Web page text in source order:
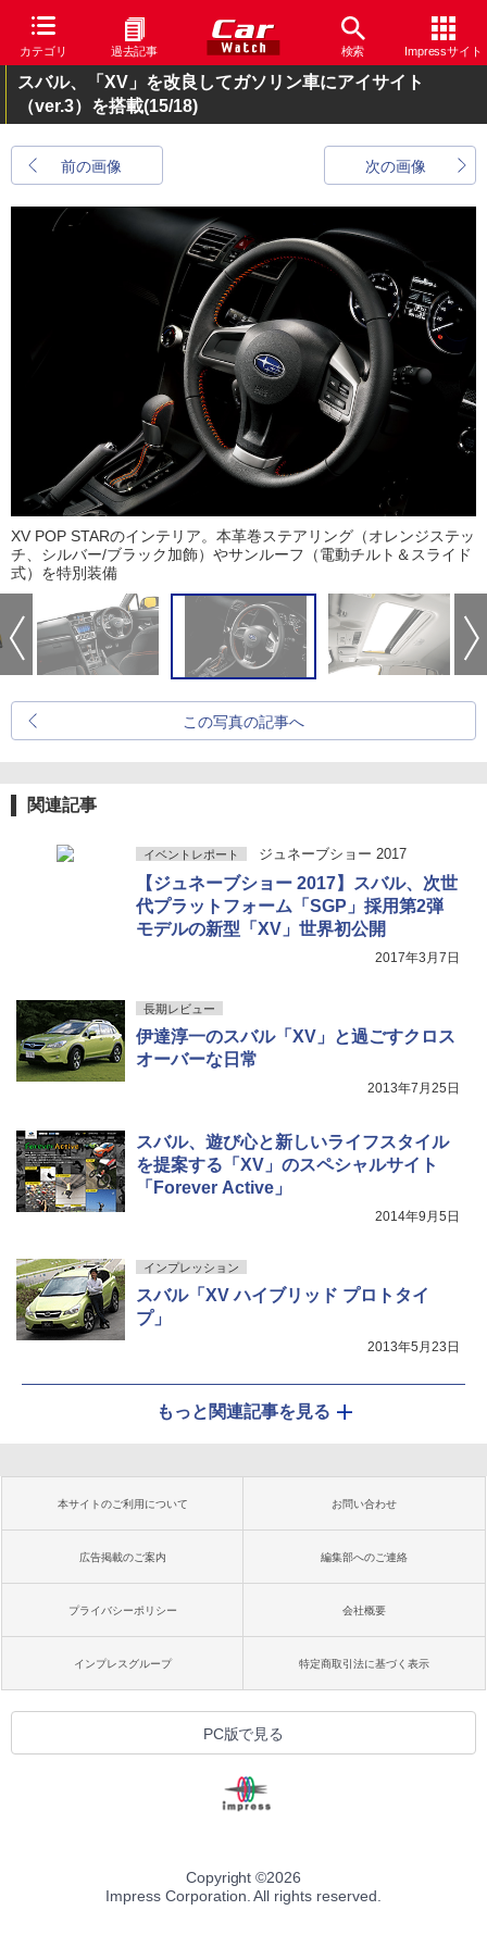
カテゴリ 過去記事 検索 Impressサイト
スバル、「XV」を改良してガソリン車にアイサイト
（ver.3）を搭載(15/18)
前の画像 次の画像
XV POP STARのインテリア。本革巻ステアリング（オレンジステッ
チ、シルバー/ブラック加飾）やサンルーフ（電動チルト＆スライド
式）を特別装備
この写真の記事へ
関連記事
イベントレポート ジュネーブショー 2017
【ジュネーブショー 2017】スバル、次世
代プラットフォーム「SGP」採用第2弾
モデルの新型「XV」世界初公開
2017年3月7日
長期レビュー
伊達淳一のスバル「XV」と過ごすクロス
オーバーな日常
2013年7月25日
スバル、遊び心と新しいライフスタイル
を提案する「XV」のスペシャルサイト
「Forever Active」
2014年9月5日
インプレッション
スバル「XV ハイブリッド プロトタイ
プ」
2013年5月23日
もっと関連記事を見る
本サイトのご利用について お問い合わせ
広告掲載のご案内 編集部へのご連絡
プライバシーポリシー 会社概要
インプレスグループ 特定商取引法に基づく表示
PC版で見る
Copyright ©2026
Impress Corporation. All rights reserved.